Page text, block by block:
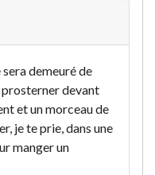
demeuré de
prosterner devant
et un morceau de
je te prie, dans une
manger un